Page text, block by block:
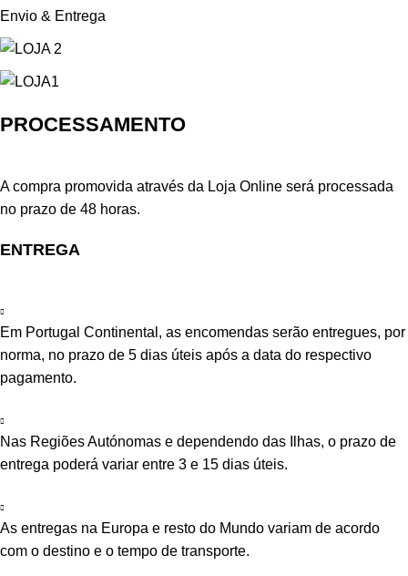
Envio & Entrega
PROCESSAMENTO
A compra promovida através da Loja Online será processada
no prazo de 48 horas.
ENTREGA
Em Portugal Continental, as encomendas serão entregues, por
norma, no prazo de 5 dias úteis após a data do respectivo
pagamento.
Nas Regiões Autónomas e dependendo das Ilhas, o prazo de
entrega poderá variar entre 3 e 15 dias úteis.
As entregas na Europa e resto do Mundo variam de acordo
com o destino e o tempo de transporte.